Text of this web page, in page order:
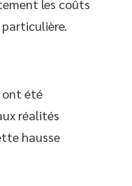
les coûts
ont été
réalités
hausse